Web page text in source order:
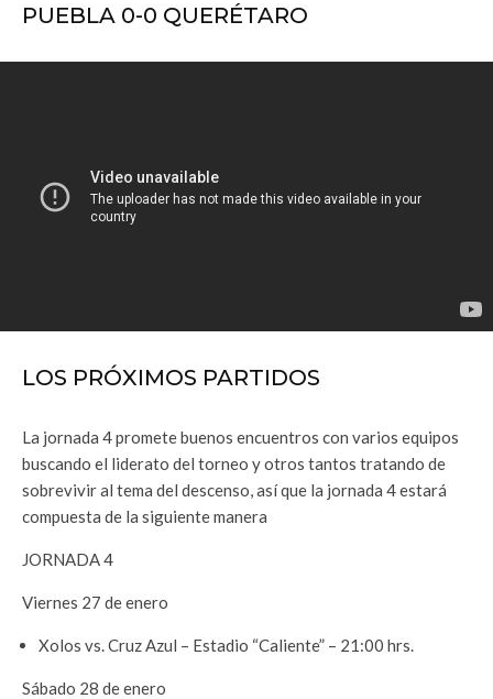
PUEBLA 0-0 QUERÉTARO
LOS PRÓXIMOS PARTIDOS
La jornada 4 promete buenos encuentros con varios equipos
buscando el liderato del torneo y otros tantos tratando de
sobrevivir al tema del descenso, así que la jornada 4 estará
compuesta de la siguiente manera
JORNADA 4
Viernes 27 de enero
Xolos vs. Cruz Azul – Estadio “Caliente” – 21:00 hrs.
Sábado 28 de enero